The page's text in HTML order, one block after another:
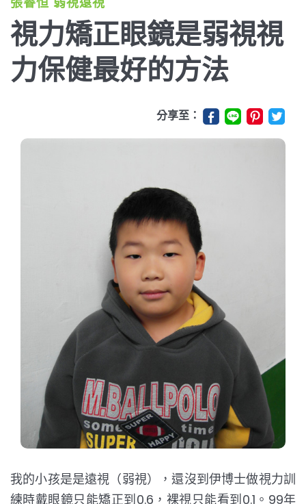
視力矯正眼鏡是弱視視
力保健最好的方法
分享至：
我的小孩是是遠視（弱視），還沒到伊博士做視力訓
練時戴眼鏡只能矯正到0.6，裸視只能看到0.1。99年